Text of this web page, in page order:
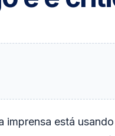
imprensa está